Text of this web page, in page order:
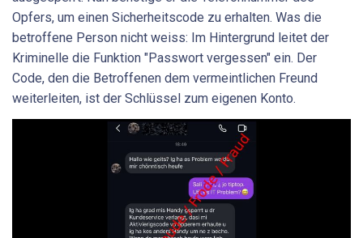
Opfers, um einen Sicherheitscode zu erhalten. Was die
betroffene Person nicht weiss: Im Hintergrund leitet der
Kriminelle die Funktion "Passwort vergessen" ein. Der
Code, den die Betroffenen dem vermeintlichen Freund
weiterleiten, ist der Schlüssel zum eigenen Konto.